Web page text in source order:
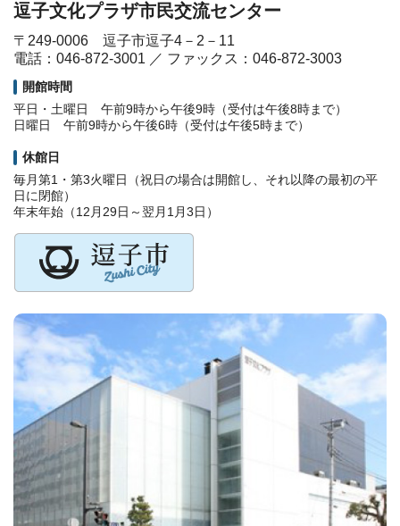
逗子文化プラザ市民交流センター
〒249-0006 逗子市逗子4－2－11
電話：046-872-3001 ／ ファックス：046-872-3003
開館時間
平日・土曜日 午前9時から午後9時（受付は午後8時まで）
日曜日 午前9時から午後6時（受付は午後5時まで）
休館日
毎月第1・第3火曜日（祝日の場合は開館し、それ以降の最初の平
日に閉館）
年末年始（12月29日～翌月1月3日）